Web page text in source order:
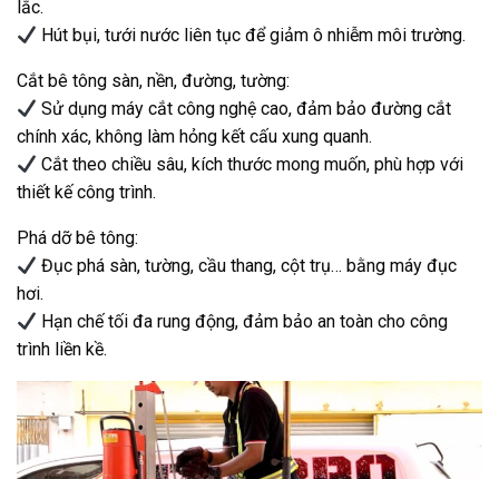
lắc.
Hút bụi, tưới nước liên tục để giảm ô nhiễm môi trường.
Cắt bê tông sàn, nền, đường, tường:
Sử dụng máy cắt công nghệ cao, đảm bảo đường cắt
chính xác, không làm hỏng kết cấu xung quanh.
Cắt theo chiều sâu, kích thước mong muốn, phù hợp với
thiết kế công trình.
Phá dỡ bê tông:
Đục phá sàn, tường, cầu thang, cột trụ… bằng máy đục
hơi.
Hạn chế tối đa rung động, đảm bảo an toàn cho công
trình liền kề.